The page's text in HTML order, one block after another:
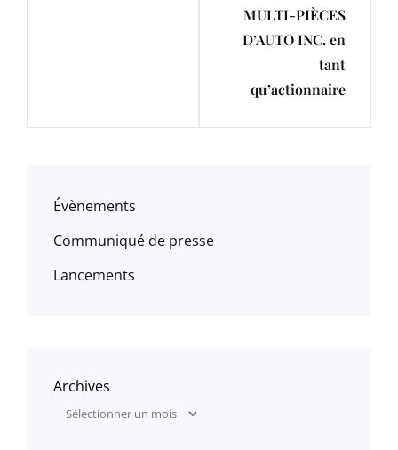
MULTI-PIÈCES
D’AUTO INC. en
tant
qu’actionnaire
Évènements
Communiqué de presse
Lancements
Archives